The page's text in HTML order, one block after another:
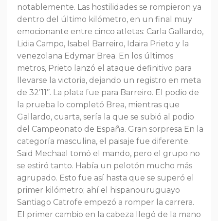
notablemente. Las hostilidades se rompieron ya
dentro del último kilómetro, en un final muy
emocionante entre cinco atletas: Carla Gallardo,
Lidia Campo, Isabel Barreiro, Idaira Prieto y la
venezolana Edymar Brea. En los últimos
metros, Prieto lanzó el ataque definitivo para
llevarse la victoria, dejando un registro en meta
de 32’11’’. La plata fue para Barreiro. El podio de
la prueba lo completó Brea, mientras que
Gallardo, cuarta, sería la que se subió al podio
del Campeonato de España. Gran sorpresa En la
categoría masculina, el paisaje fue diferente.
Said Mechaal tomó el mando, pero el grupo no
se estiró tanto. Había un pelotón mucho más
agrupado. Esto fue así hasta que se superó el
primer kilómetro; ahí el hispanouruguayo
Santiago Catrofe empezó a romper la carrera.
El primer cambio en la cabeza llegó de la mano